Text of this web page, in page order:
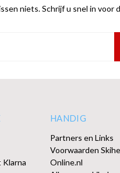
niets. Schrijf u snel in voor
HANDIG
Partners en Links
Voorwaarden
Online.nl